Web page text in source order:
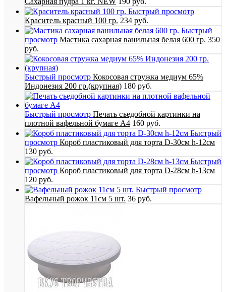
Быстрый просмотр
Краситель красный 100 гр. 234 руб.
Быстрый
просмотр Мастика сахарная ванильная белая 600 гр. 350
руб.
Быстрый просмотр Кокосовая стружка медиум 65%
Индонезия 200 гр.(крупная) 180 руб.
Быстрый просмотр Печать съедобной картинки на
плотной вафельной бумаге А4 160 руб.
Быстрый
просмотр Короб пластиковый для торта D-30см h-12см
130 руб.
Быстрый
просмотр Короб пластиковый для торта D-28см h-13см
120 руб.
Быстрый просмотр
Вафельный рожок 11см 5 шт. 36 руб.